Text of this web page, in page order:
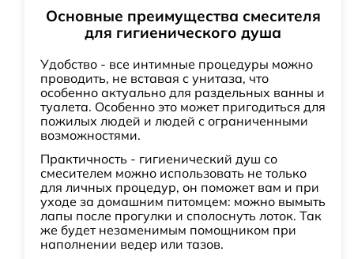
Основные преимущества смесителя
для гигиенического душа
Удобство - все интимные процедуры можно
проводить, не вставая с унитаза, что
особенно актуально для раздельных ванны и
туалета. Особенно это может пригодиться для
пожилых людей и людей с ограниченными
возможностями.
Практичность - гигиенический душ со
смесителем можно использовать не только
для личных процедур, он поможет вам и при
уходе за домашним питомцем: можно вымыть
лапы после прогулки и сполоснуть лоток. Так
же будет незаменимым помощником при
наполнении ведер или тазов.